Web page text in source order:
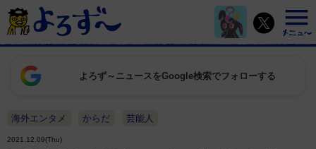
よろず～ニュースをGoogle検索でフォローする
海外エンタメ からだ 芸能人
2021.12.09(Thu)